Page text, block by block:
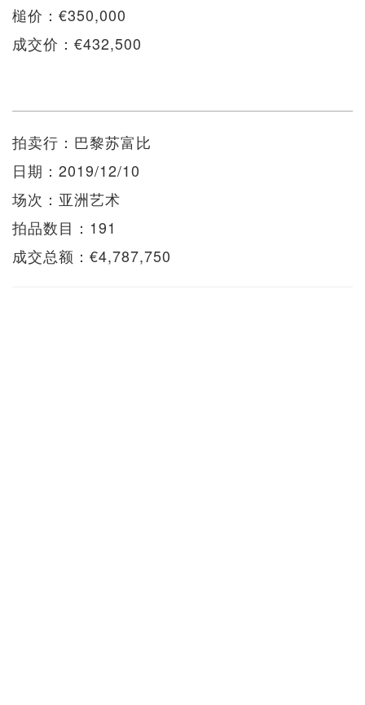
槌价：€350,000
成交价：€432,500
拍卖行：巴黎苏富比
日期：2019/12/10
场次：亚洲艺术
拍品数目：191
成交总额：€4,787,750